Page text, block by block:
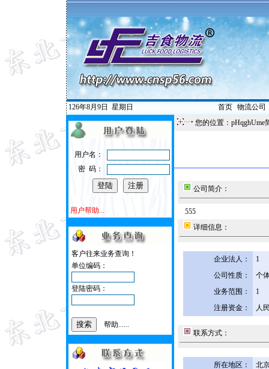
126年8月9日 星期日 首页| 物流公司
用户名：
密 码：
用户帮助...
客户往来业务查询！
单位编码：
登陆密码：
帮助......
您的位置：pHqghUme
公司简介：
555
详细信息：
企业法人：
1
公司性质：
个
业务范围：
1
注册资金：
人
联系方式：
所在地区：
北